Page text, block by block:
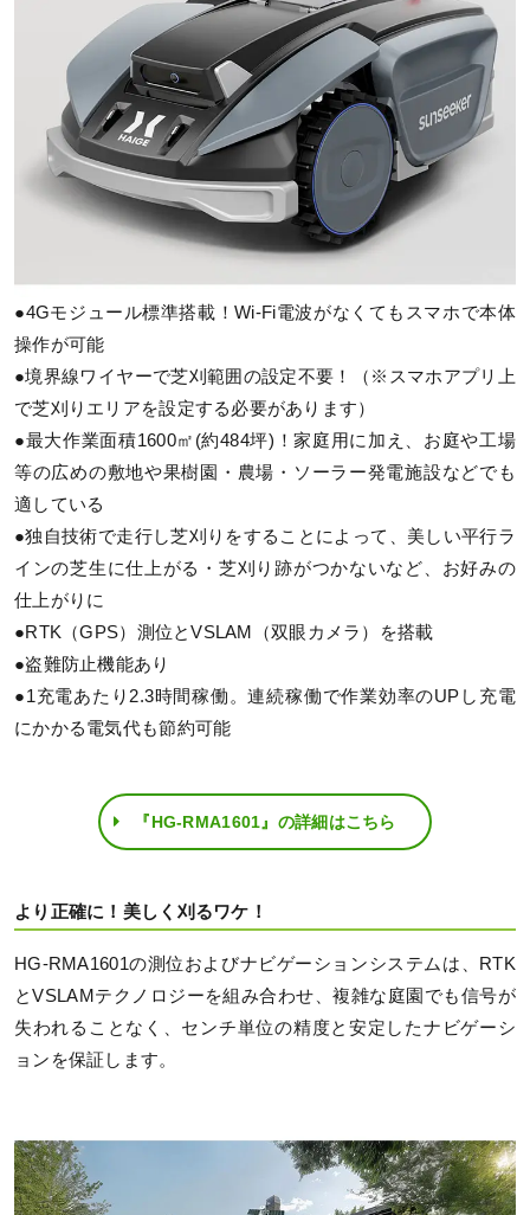
●4Gモジュール標準搭載！Wi-Fi電波がなくてもスマホで本体
操作が可能
●境界線ワイヤーで芝刈範囲の設定不要！（※スマホアプリ上
で芝刈りエリアを設定する必要があります）
●最大作業面積1600㎡(約484坪)！家庭用に加え、お庭や工場
等の広めの敷地や果樹園・農場・ソーラー発電施設などでも
適している
●独自技術で走行し芝刈りをすることによって、美しい平行ラ
インの芝生に仕上がる・芝刈り跡がつかないなど、お好みの
仕上がりに
●RTK（GPS）測位とVSLAM（双眼カメラ）を搭載
●盗難防止機能あり
●1充電あたり2.3時間稼働。連続稼働で作業効率のUPし充電
にかかる電気代も節約可能
『HG-RMA1601』の詳細はこちら
より正確に！美しく刈るワケ！
HG-RMA1601の測位およびナビゲーションシステムは、RTK
とVSLAMテクノロジーを組み合わせ、複雑な庭園でも信号が
失われることなく、センチ単位の精度と安定したナビゲーシ
ョンを保証します。